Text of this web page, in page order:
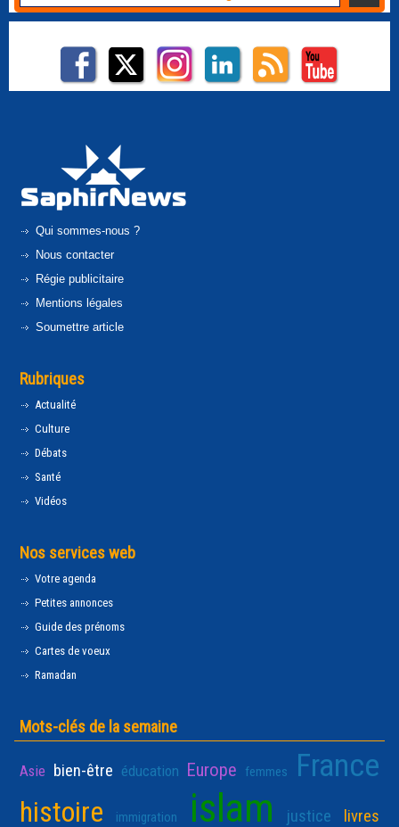
Qui sommes-nous ?
Nous contacter
Régie publicitaire
Mentions légales
Soumettre article
Rubriques
Actualité
Culture
Débats
Santé
Vidéos
Nos services web
Votre agenda
Petites annonces
Guide des prénoms
Cartes de voeux
Ramadan
Mots-clés de la semaine
Asie bien-être éducation Europe femmes France
histoire immigration islam justice livres